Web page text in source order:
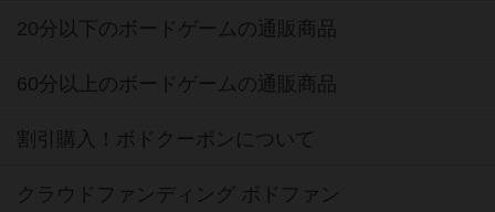
20分以下のボードゲームの通販商品
60分以上のボードゲームの通販商品
割引購入！ボドクーポンについて
クラウドファンディング ボドファン